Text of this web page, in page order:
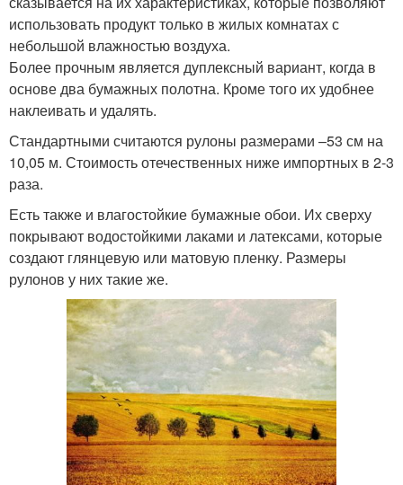
использовать продукт только в жилых комнатах с
небольшой влажностью воздуха.
Более прочным является дуплексный вариант, когда в
основе два бумажных полотна. Кроме того их удобнее
наклеивать и удалять.
Стандартными считаются рулоны размерами –53 см на
10,05 м. Стоимость отечественных ниже импортных в 2-3
раза.
Есть также и влагостойкие бумажные обои. Их сверху
покрывают водостойкими лаками и латексами, которые
создают глянцевую или матовую пленку. Размеры
рулонов у них такие же.